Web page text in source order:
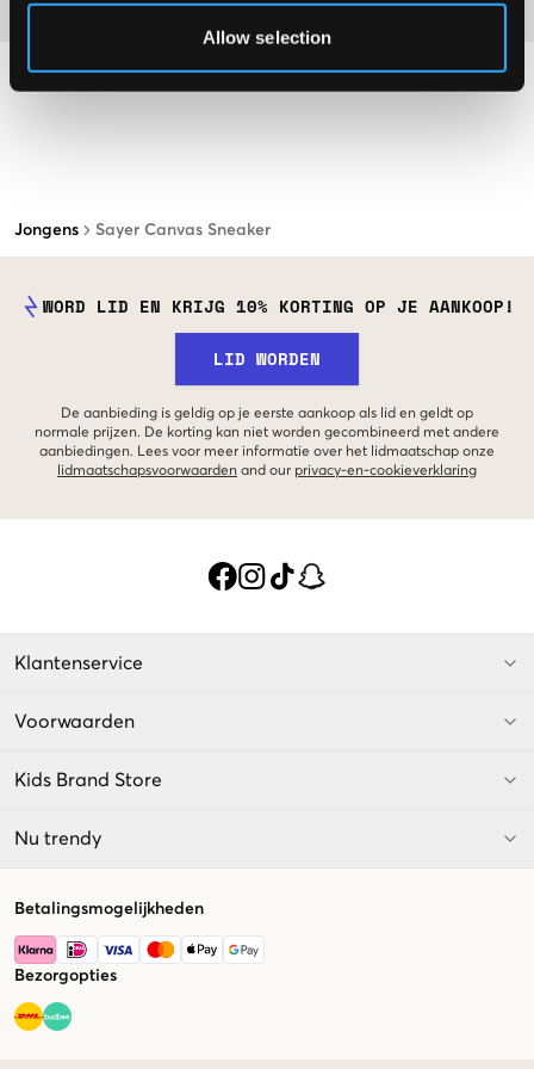
Allow selection
Jongens Sayer Canvas Sneaker
Materiaal
WORD LID EN KRIJG 10% KORTING OP JE AANKOOP!
LID WORDEN
De aanbieding is geldig op je eerste aankoop als lid en geldt op
normale prijzen. De korting kan niet worden gecombineerd met andere
aanbiedingen. Lees voor meer informatie over het lidmaatschap onze
lidmaatschapsvoorwaarden and our privacy-en-cookieverklaring
Klantenservice
Voorwaarden
Kids Brand Store
Nu trendy
Betalingsmogelijkheden
Bezorgopties